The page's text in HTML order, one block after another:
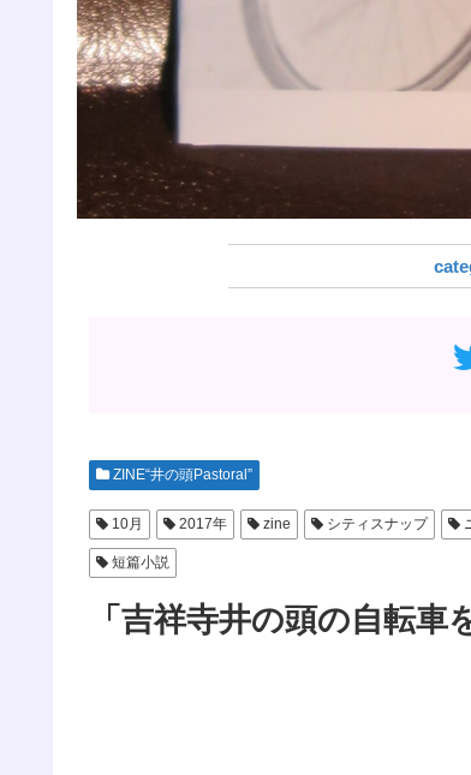
ZINE“井の頭Pastoral”
10月 2017年 zine シティスナップ
短篇小説
「吉祥寺井の頭の自転車